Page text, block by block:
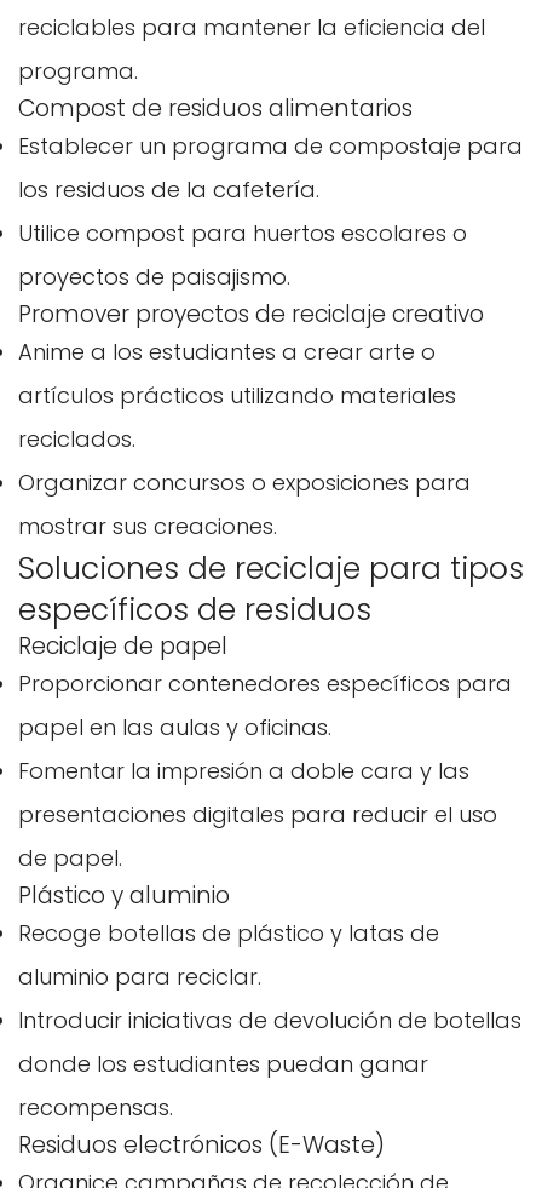
reciclables para mantener la eficiencia del
programa.
Compost de residuos alimentarios
Establecer un programa de compostaje para
los residuos de la cafetería.
Utilice compost para huertos escolares o
proyectos de paisajismo.
Promover proyectos de reciclaje creativo
Anime a los estudiantes a crear arte o
artículos prácticos utilizando materiales
reciclados.
Organizar concursos o exposiciones para
mostrar sus creaciones.
Soluciones de reciclaje para tipos
específicos de residuos
Reciclaje de papel
Proporcionar contenedores específicos para
papel en las aulas y oficinas.
Fomentar la impresión a doble cara y las
presentaciones digitales para reducir el uso
de papel.
Plástico y aluminio
Recoge botellas de plástico y latas de
aluminio para reciclar.
Introducir iniciativas de devolución de botellas
donde los estudiantes puedan ganar
recompensas.
Residuos electrónicos (E-Waste)
Organice campañas de recolección de